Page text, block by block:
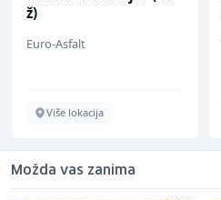
ž)
Euro-Asfalt
Više lokacija
Možda vas zanima